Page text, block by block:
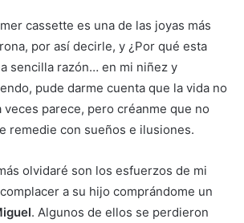
cassette es una de las joyas más
por así decirle, y ¿Por qué esta
sencilla razón… en mi niñez y
pude darme cuenta que la vida no
veces parece, pero créanme que no
remedie con sueños e ilusiones.
olvidaré son los esfuerzos de mi
a su hijo comprándome un
. Algunos de ellos se perdieron